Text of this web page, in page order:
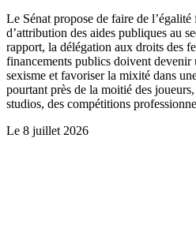
Le Sénat propose de faire de
d’attribution des aides publiques au
rapport, la délégation aux droits des
financements publics doivent
sexisme et favoriser la mixité dans
pourtant près de la moitié des
studios, des compétitions
Le 8 juillet 2026